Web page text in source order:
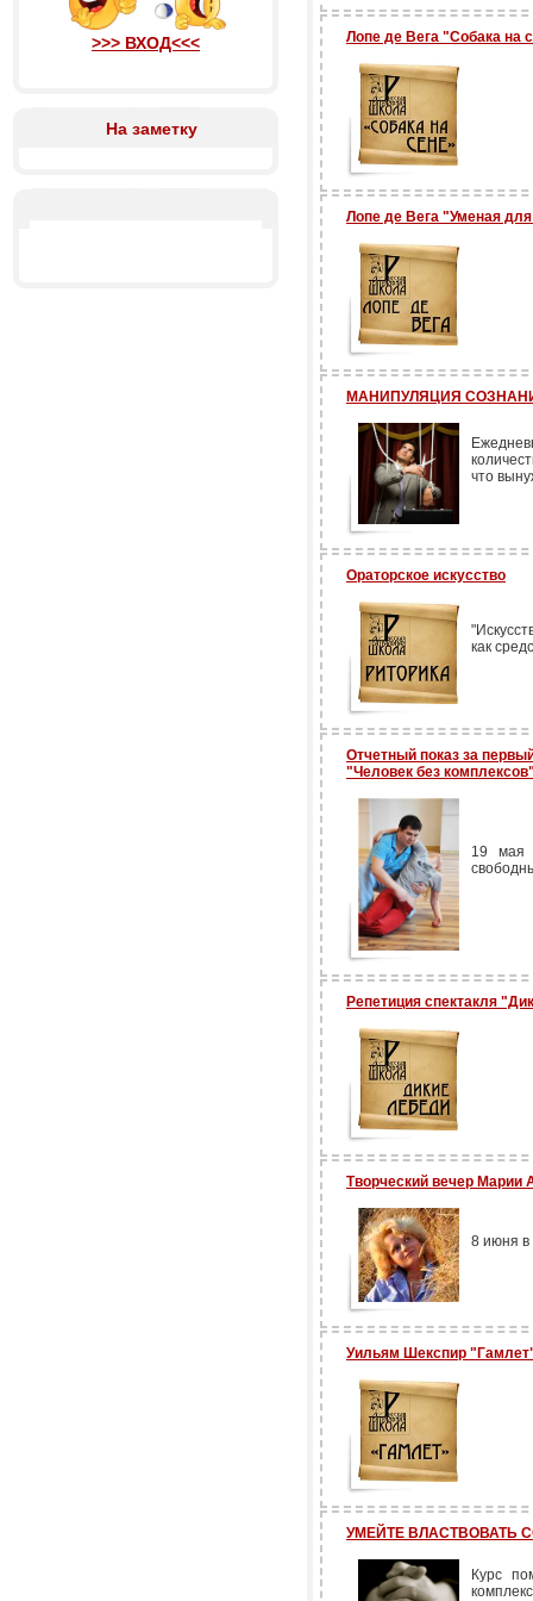
>>> ВХОД<<<
На заметку
Лопе де Вега "Собака на
Лопе де Вега "Уменая
МАНИПУЛЯЦИЯ
что
Ораторское искусство
как
Отчетный показ за
"Человек без
19 мая
Репетиция спектакля
Творческий вечер
8 июня в
Уильям Шекспир
УМЕЙТЕ ВЛАСТВОВАТЬ
Курс